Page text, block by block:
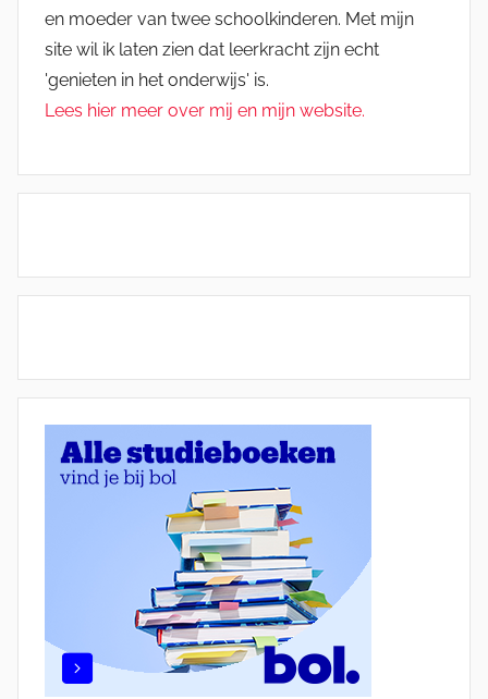
en moeder van twee schoolkinderen. Met mijn
site wil ik laten zien dat leerkracht zijn echt
'genieten in het onderwijs' is.
Lees hier meer over mij en mijn website.